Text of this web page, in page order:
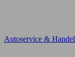
Autoservice & Handel